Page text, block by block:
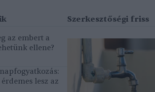
az embert a
ellene?
lesz az